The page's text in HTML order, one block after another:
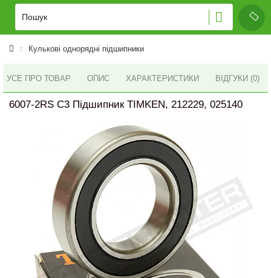
Кулькові однорядні підшипники
УСЕ ПРО ТОВАР ОПИС ХАРАКТЕРИСТИКИ ВІДГУКИ (0)
6007-2RS C3 Підшипник TIMKEN, 212229, 025140